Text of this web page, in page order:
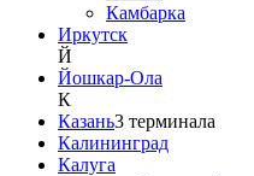
Камбарка
Иркутск
Й
Йошкар-Ола
К
Казань3 терминала
Калининград
Калуга